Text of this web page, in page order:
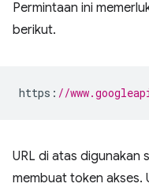
Permintaan ini
berikut.
https : //
URL di atas digunakan
membuat token akses.